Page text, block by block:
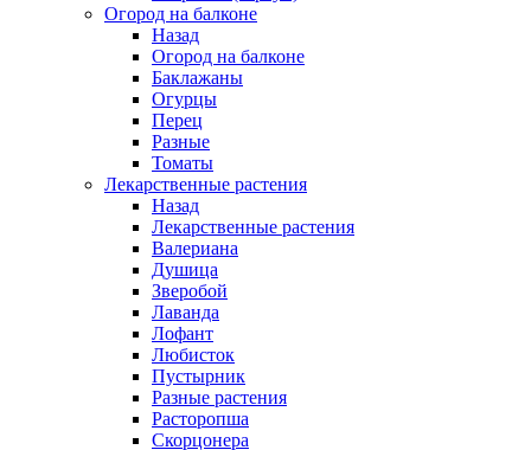
Огород на балконе
Назад
Огород на балконе
Баклажаны
Огурцы
Перец
Разные
Томаты
Лекарственные растения
Назад
Лекарственные растения
Валериана
Душица
Зверобой
Лаванда
Лофант
Любисток
Пустырник
Разные растения
Расторопша
Скорцонера